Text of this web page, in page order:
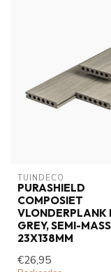
TUINDECO
PURASHIELD
COMPOSIET
VLONDERPLANK
GREY, SEMI-
23X138MM
€26,95